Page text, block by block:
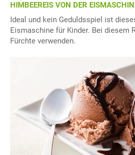
HIMBEEREIS VON DER
Ideal und kein Geduldsspiel ist
Eismaschine für Kinder. Bei diesem
Fürchte verwenden.